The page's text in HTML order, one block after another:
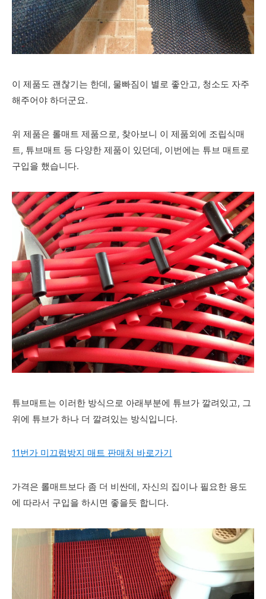
이 제품도 괜찮기는 한데, 물빠짐이 별로 좋안고, 청소도 자주
해주어야 하더군요.
위 제품은 롤매트 제품으로, 찾아보니 이 제품외에 조립식매
트, 튜브매트 등 다양한 제품이 있던데, 이번에는 튜브 매트로
구입을 했습니다.
튜브매트는 이러한 방식으로 아래부분에 튜브가 깔려있고, 그
위에 튜브가 하나 더 깔려있는 방식입니다.
11번가 미끄럼방지 매트 판매처 바로가기
가격은 롤매트보다 좀 더 비싼데, 자신의 집이나 필요한 용도
에 따라서 구입을 하시면 좋을듯 합니다.